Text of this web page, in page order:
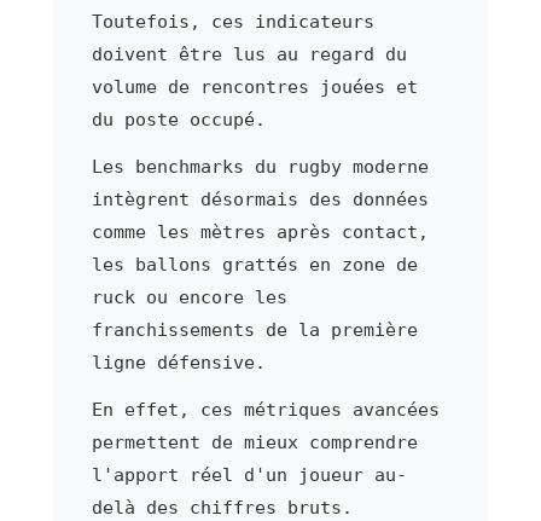
Toutefois, ces indicateurs
doivent être lus au regard du
volume de rencontres jouées et
du poste occupé.
Les benchmarks du rugby moderne
intègrent désormais des données
comme les mètres après contact,
les ballons grattés en zone de
ruck ou encore les
franchissements de la première
ligne défensive.
En effet, ces métriques avancées
permettent de mieux comprendre
l'apport réel d'un joueur au-
delà des chiffres bruts.